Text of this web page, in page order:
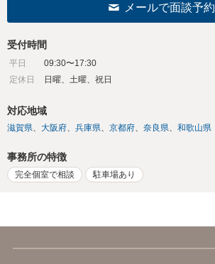
メールで面談予約
受付時間
平日
09:30〜17:30
定休日
日曜、土曜、祝日
対応地域
滋賀県 大阪府 兵庫県 京都府 奈良県 和歌山県
事務所の特徴
完全個室で相談 駐車場あり